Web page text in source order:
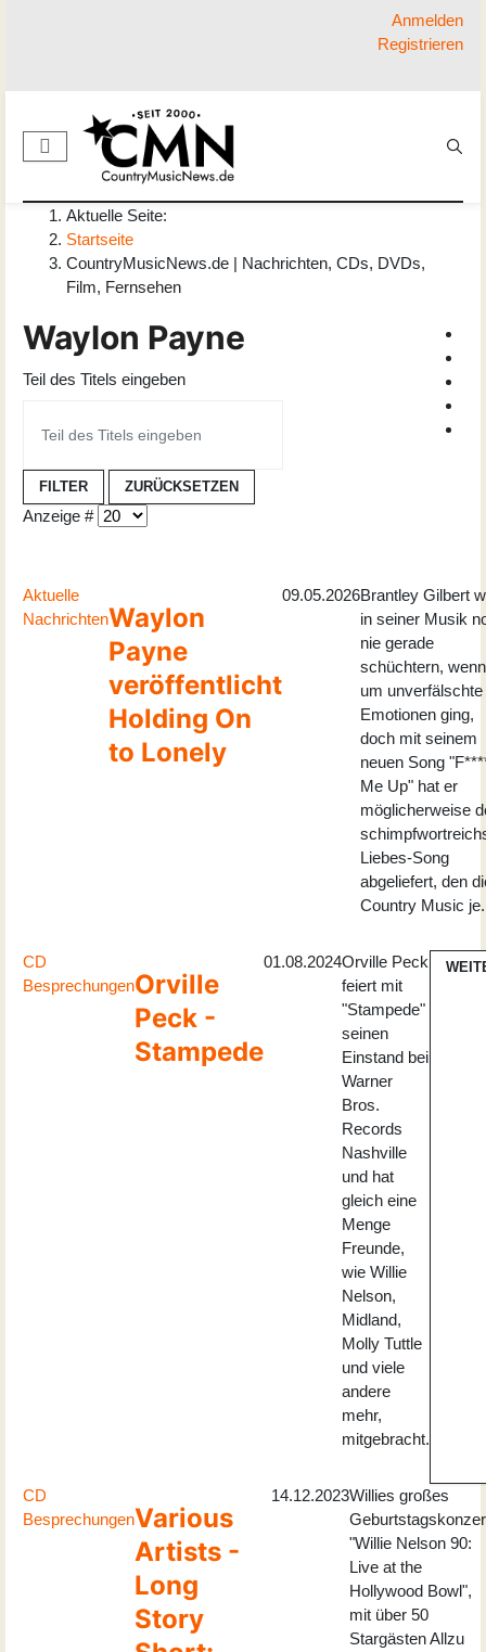
Anmelden
Registrieren
Aktuelle Seite:
Startseite
CountryMusicNews.de | Nachrichten, CDs, DVDs,
Film, Fernsehen
Waylon Payne
Teil des Titels eingeben
FILTER ZURÜCKSETZEN
Anzeige #
Aktuelle
NachrichtenWaylon
Payne
veröffentlicht
Holding On
to Lonely
09.05.2026Brantley Gilbert
in seiner Musik
nie gerade
schüchtern,
um unverfälschte
Emotionen ging,
doch mit seinem
neuen Song
Me Up" hat er
möglicherweise
Liebes-Song
abgeliefert, den
Country Music
CD
BesprechungenOrville
Peck -
Stampede
01.08.2024Orville Peck
feiert mit
"Stampede"
seinen
Einstand bei
Warner
Bros.
Records
Nashville
und hat
gleich eine
Menge
Freunde,
wie Willie
Nelson,
Midland,
Molly Tuttle
und viele
andere
mehr,
mitgebracht.
CD
BesprechungenVarious
Artists -
Long
Story
14.12.2023Willies großes
"Willie Nelson 90:
Live at the
Hollywood Bowl",
mit über 50
Stargästen Allzu